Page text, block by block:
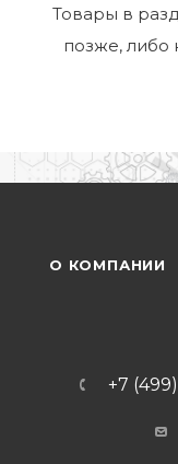
Товары в
позже, либо
О КОМПАНИИ
+7